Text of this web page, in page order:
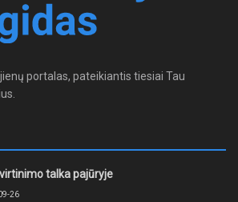
portalas, pateikiantis tiesiai Tau
talka pajūryje
26